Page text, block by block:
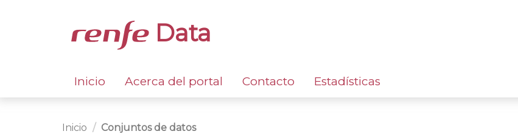
Data
Inicio Acerca del portal Contacto Estadísticas
Inicio Conjuntos de datos